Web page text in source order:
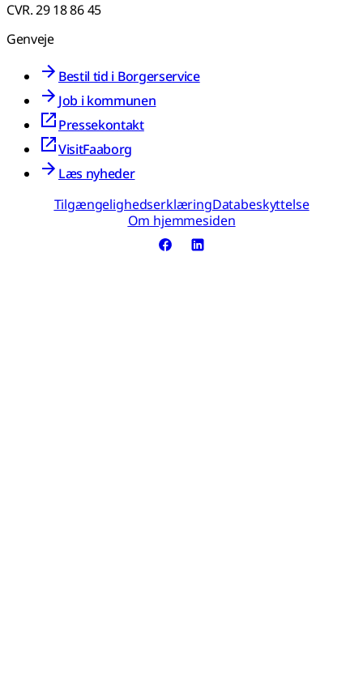
CVR. 29 18 86 45
Genveje
Bestil tid i Borgerservice
Job i kommunen
Pressekontakt
VisitFaaborg
Læs nyheder
TilgængelighedserklæringDatabeskyttelse
Om hjemmesiden